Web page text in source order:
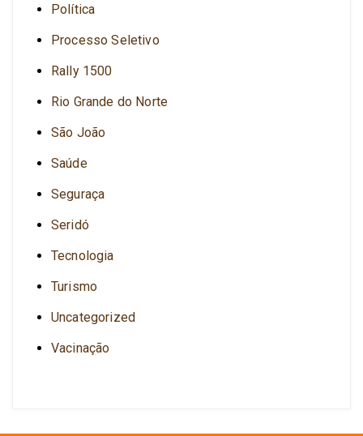
Política
Processo Seletivo
Rally 1500
Rio Grande do Norte
São João
Saúde
Seguraça
Seridó
Tecnologia
Turismo
Uncategorized
Vacinação